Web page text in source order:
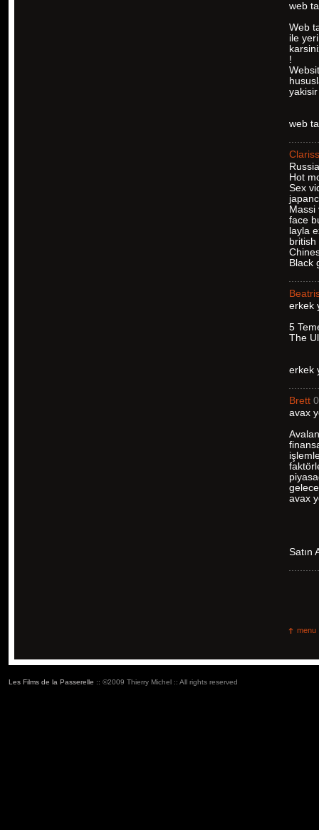
web
Web
ile
!
web
Hot
Sex
Massi
face
layla
Black
erkek
5
The
erkek
Brett
avax
avax
Satın
menu
Les Films de la Passerelle :: ©2009 Thierry Michel :: All rights reserved